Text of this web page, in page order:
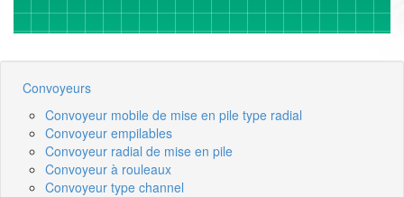
Convoyeurs
Convoyeur mobile de mise en pile type radial
Convoyeur empilables
Convoyeur radial de mise en pile
Convoyeur à rouleaux
Convoyeur type channel